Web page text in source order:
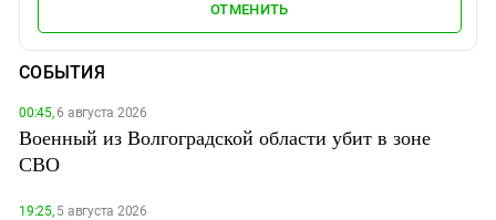
ОТМЕНИТЬ
СОБЫТИЯ
00:45,6 августа 2026
Военный из Волгоградской области убит в зоне
СВО
19:25,5 августа 2026